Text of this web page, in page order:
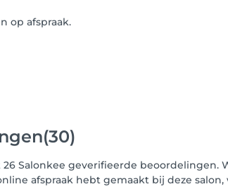
op afspraak.
(30)
26 Salonkee geverifieerde
afspraak hebt gemaakt bij deze